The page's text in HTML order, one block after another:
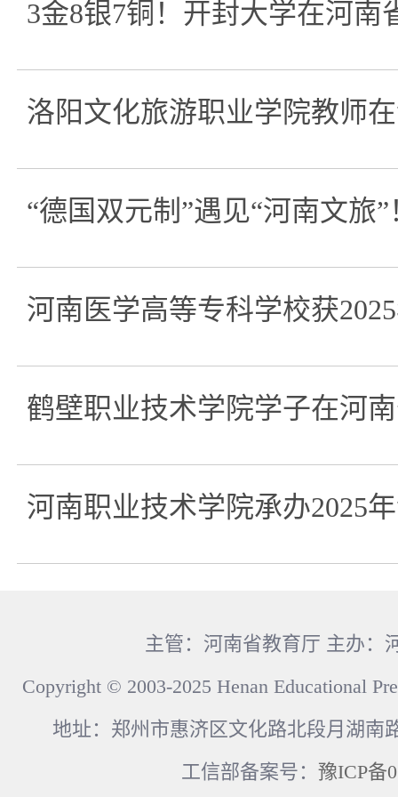
3金8银7铜！开封大学在河南
洛阳文化旅游职业学院教师
“德国双元制”遇见“河南文旅
河南医学高等专科学校获
鹤壁职业技术学院学子在河
河南职业技术学院承办2025
主管：河南省教育厅 主办：
Copyright © 2003-2025 Henan Educational
地址：郑州市惠济区文化路北段月湖南
工信部备案号： 豫ICP备